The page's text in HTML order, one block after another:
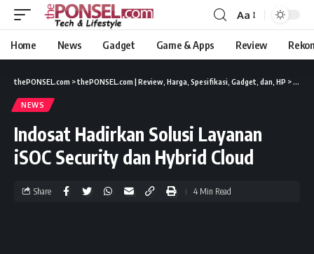
Aa
Home News Gadget Game & Apps Review
thePONSEL.com >thePONSEL.com | Review, Harga, Spesifikasi, Gadget, dan, HP > News
NEWS
Indosat Hadirkan Solusi Layanan
iSOC Security dan Hybrid Cloud
Share 4 Min Read